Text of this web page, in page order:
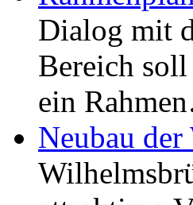
Dialog mit
Bereich
ein
Neubau